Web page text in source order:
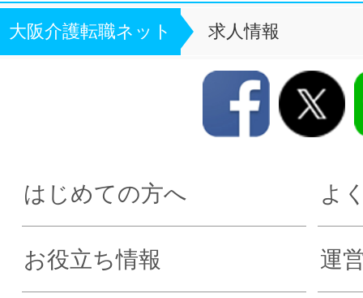
大阪介護転職ネット 求人情報
はじめての方へ よ
お役立ち情報 運